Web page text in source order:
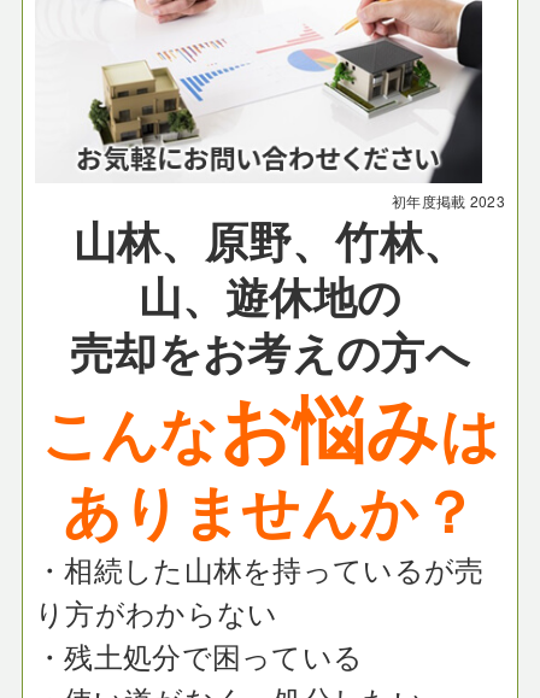
初年度掲載 2023
山林、原野、竹林、
山、遊休地の
売却をお考えの方へ
こんなお悩みは
ありませんか？
・相続した山林を持っているが売
り方がわからない
・残土処分で困っている